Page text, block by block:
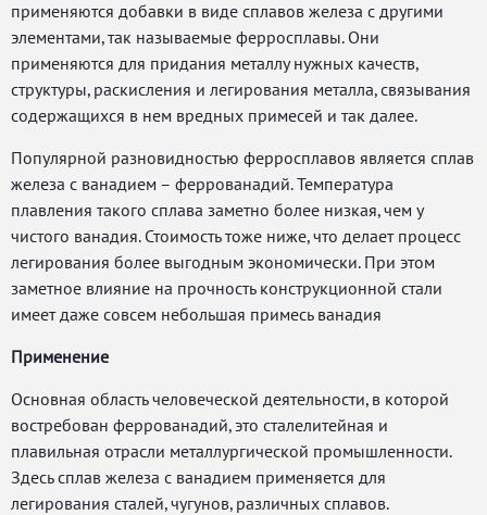
применяются добавки в виде сплавов железа с другими
элементами, так называемые ферросплавы. Они
применяются для придания металлу нужных качеств,
структуры, раскисления и легирования металла, связывания
содержащихся в нем вредных примесей и так далее.
Популярной разновидностью ферросплавов является сплав
железа с ванадием – феррованадий. Температура
плавления такого сплава заметно более низкая, чем у
чистого ванадия. Стоимость тоже ниже, что делает процесс
легирования более выгодным экономически. При этом
заметное влияние на прочность конструкционной стали
имеет даже совсем небольшая примесь ванадия
Применение
Основная область человеческой деятельности, в которой
востребован феррованадий, это сталелитейная и
плавильная отрасли металлургической промышленности.
Здесь сплав железа с ванадием применяется для
легирования сталей, чугунов, различных сплавов.